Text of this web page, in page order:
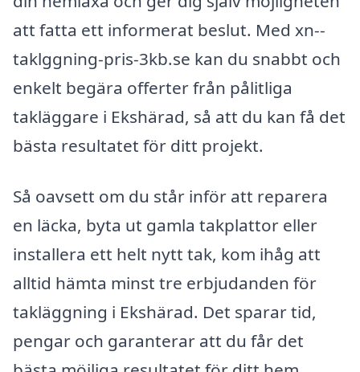
att fatta ett informerat beslut. Med xn--
taklggning-pris-3kb.se kan du snabbt och
enkelt begära offerter från pålitliga
takläggare i Ekshärad, så att du kan få det
bästa resultatet för ditt projekt.
Så oavsett om du står inför att reparera
en läcka, byta ut gamla takplattor eller
installera ett helt nytt tak, kom ihåg att
alltid hämta minst tre erbjudanden för
takläggning i Ekshärad. Det sparar tid,
pengar och garanterar att du får det